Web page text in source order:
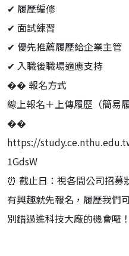
✔ 履歷編修
✔ 面試練習
✔ 優先推薦履歷給企業主管
✔ 入職後職場適應支持
�� 報名方式
線上報名＋上傳履歷（簡易
��
https://
1GdsW
⏰ 截止日：視各間公司招募
有興趣就先報名，履歷我
別錯過進科技大廠的機會囉！